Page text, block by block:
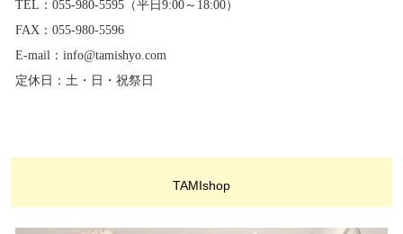
TEL：055-980-5595（平日9:00～18:00）
FAX：055-980-5596
E-mail：info@tamishyo.com
定休日：土・日・祝祭日
TAMIshop